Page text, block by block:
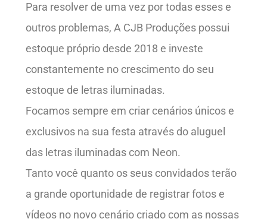
Para resolver de uma vez por todas esses e
outros problemas, A CJB Produções possui
estoque próprio desde 2018 e investe
constantemente no crescimento do seu
estoque de letras iluminadas.
Focamos sempre em criar cenários únicos e
exclusivos na sua festa através do aluguel
das letras iluminadas com Neon.
Tanto você quanto os seus convidados terão
a grande oportunidade de registrar fotos e
vídeos no novo cenário criado com as nossas